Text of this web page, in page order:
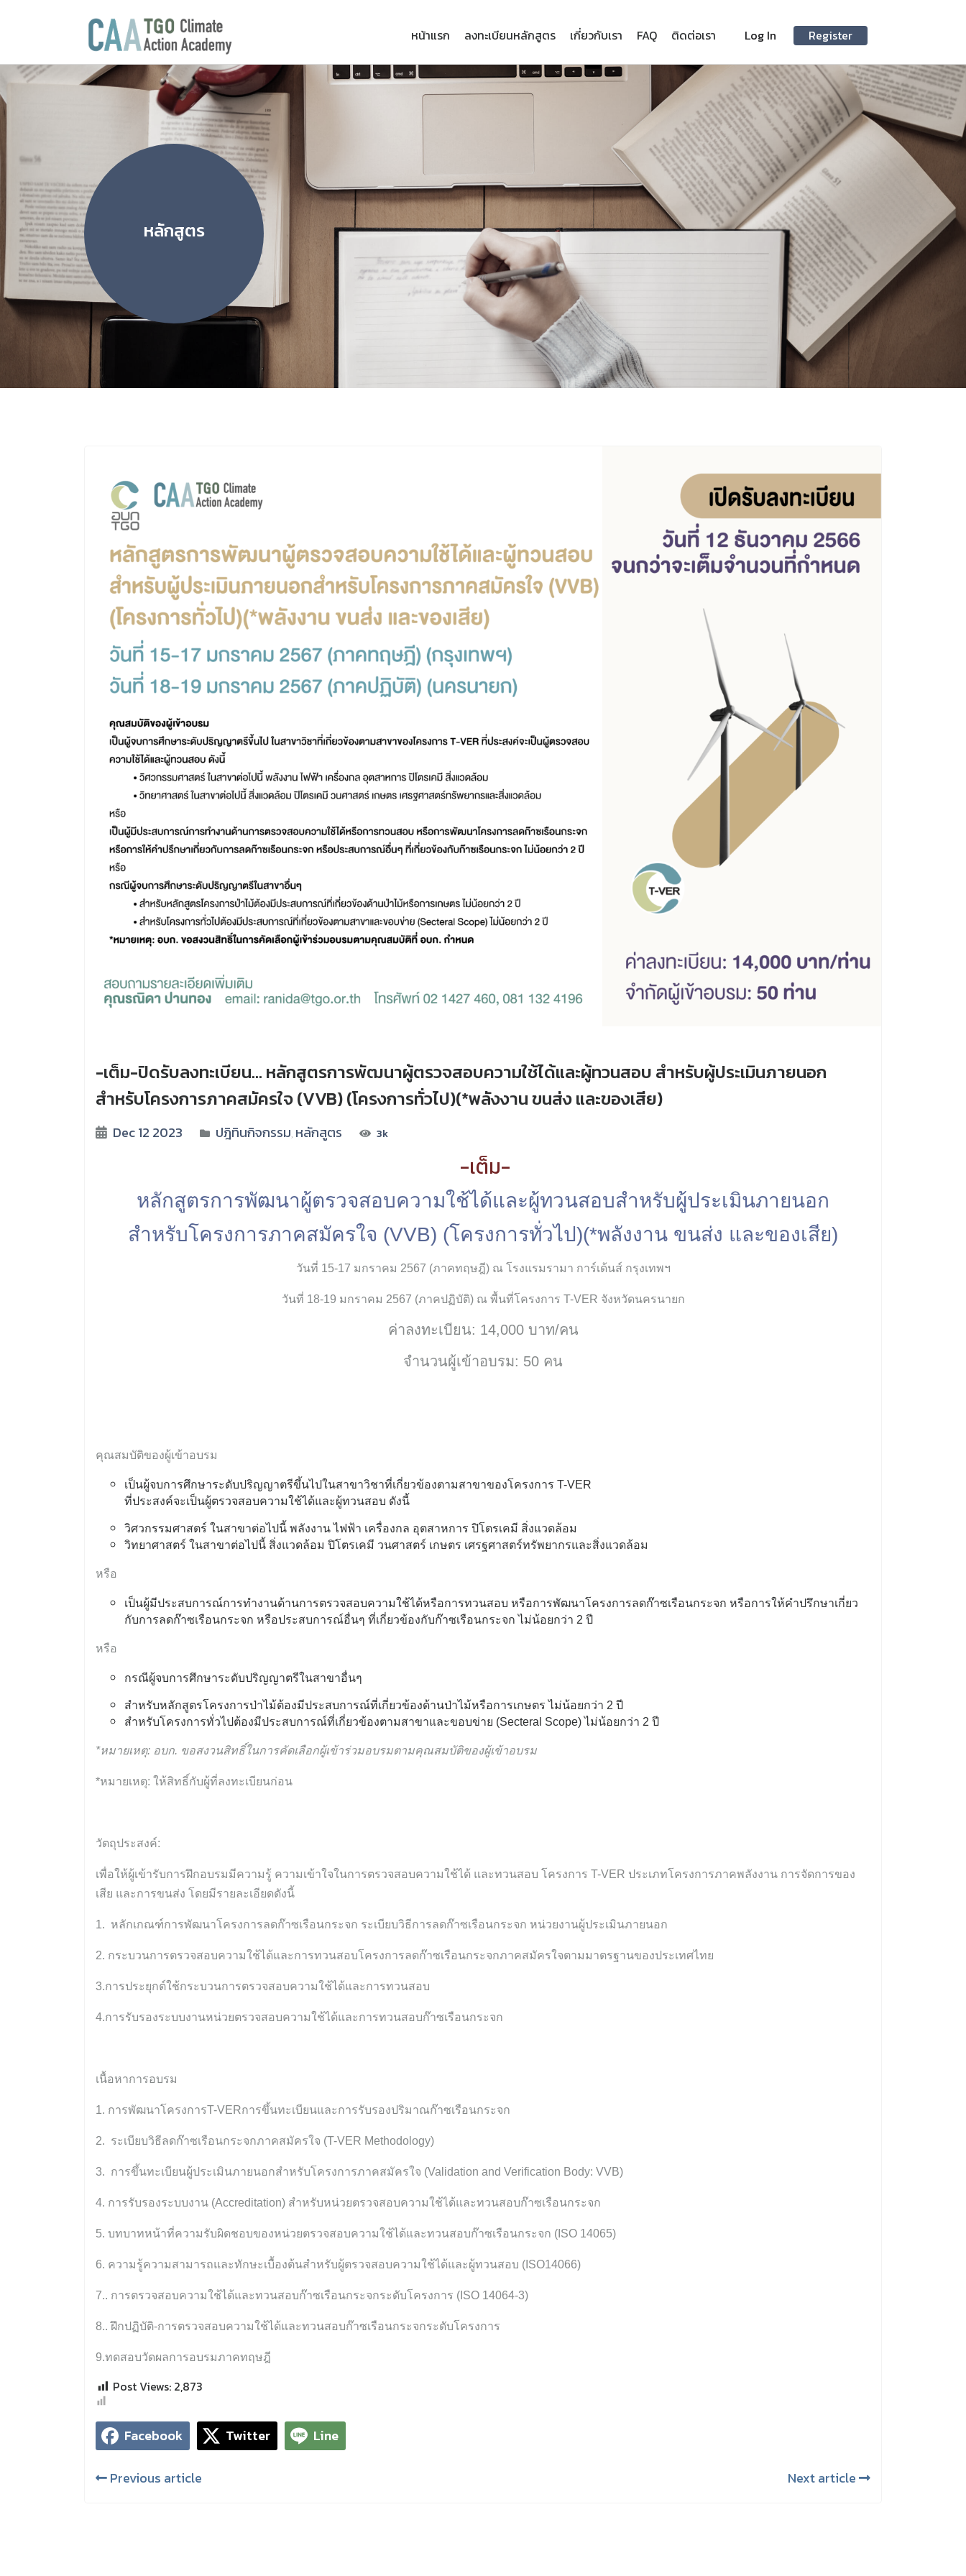
หน้าแรก ลงทะเบียนหลักสูตร เกี่ยวกับเรา FAQ ติดต่อเรา Log In Register
หลักสูตร
-เต็ม-ปิดรับลงทะเบียน… หลักสูตรการพัฒนาผู้ตรวจสอบความใช้ได้และผู้ทวนสอบ สำหรับผู้ประเมินภายนอก
สำหรับโครงการภาคสมัครใจ (VVB) (โครงการทั่วไป)(*พลังงาน ขนส่ง และของเสีย)
Dec 12 2023 ปฎิทินกิจกรรม, หลักสูตร 3k
-เต็ม-
หลักสูตรการพัฒนาผู้ตรวจสอบความใช้ได้และผู้ทวนสอบสำหรับผู้ประเมินภายนอก
สำหรับโครงการภาคสมัครใจ (VVB) (โครงการทั่วไป)(*พลังงาน ขนส่ง และของเสีย)
วันที่ 15-17 มกราคม 2567 (ภาคทฤษฎี) ณ โรงแรมรามา การ์เด้นส์ กรุงเทพฯ
วันที่ 18-19 มกราคม 2567 (ภาคปฏิบัติ) ณ พื้นที่โครงการ T-VER จังหวัดนครนายก
ค่าลงทะเบียน: 14,000 บาท/คน
จำนวนผู้เข้าอบรม: 50 คน
คุณสมบัติของผู้เข้าอบรม
เป็นผู้จบการศึกษาระดับปริญญาตรีขึ้นไปในสาขาวิชาที่เกี่ยวข้องตามสาขาของโครงการ T-VER
ที่ประสงค์จะเป็นผู้ตรวจสอบความใช้ได้และผู้ทวนสอบ ดังนี้
วิศวกรรมศาสตร์ ในสาขาต่อไปนี้ พลังงาน ไฟฟ้า เครื่องกล อุตสาหการ ปิโตรเคมี สิ่งแวดล้อม
วิทยาศาสตร์ ในสาขาต่อไปนี้ สิ่งแวดล้อม ปิโตรเคมี วนศาสตร์ เกษตร เศรฐศาสตร์ทรัพยากรและสิ่งแวดล้อม
หรือ
เป็นผู้มีประสบการณ์การทำงานด้านการตรวจสอบความใช้ได้หรือการทวนสอบ หรือการพัฒนาโครงการลดก๊าซเรือนกระจก หรือการให้คำปรึกษาเกี่ยว
กับการลดก๊าซเรือนกระจก หรือประสบการณ์อื่นๆ ที่เกี่ยวข้องกับก๊าซเรือนกระจก ไม่น้อยกว่า 2 ปี
หรือ
กรณีผู้จบการศึกษาระดับปริญญาตรีในสาขาอื่นๆ
สำหรับหลักสูตรโครงการป่าไม้ต้องมีประสบการณ์ที่เกี่ยวข้องด้านป่าไม้หรือการเกษตร ไม่น้อยกว่า 2 ปี
สำหรับโครงการทั่วไปต้องมีประสบการณ์ที่เกี่ยวข้องตามสาขาและขอบข่าย (Secteral Scope) ไม่น้อยกว่า 2 ปี
*หมายเหตุ: อบก. ขอสงวนสิทธิ์ในการคัดเลือกผู้เข้าร่วมอบรมตามคุณสมบัติของผู้เข้าอบรม
*หมายเหตุ: ให้สิทธิ์กับผู้ที่ลงทะเบียนก่อน
วัตถุประสงค์:
เพื่อให้ผู้เข้ารับการฝึกอบรมมีความรู้ ความเข้าใจในการตรวจสอบความใช้ได้ และทวนสอบ โครงการ T-VER ประเภทโครงการภาคพลังงาน การจัดการของ
เสีย และการขนส่ง โดยมีรายละเอียดดังนี้
1. หลักเกณฑ์การพัฒนาโครงการลดก๊าซเรือนกระจก ระเบียบวิธีการลดก๊าซเรือนกระจก หน่วยงานผู้ประเมินภายนอก
2. กระบวนการตรวจสอบความใช้ได้และการทวนสอบโครงการลดก๊าซเรือนกระจกภาคสมัครใจตามมาตรฐานของประเทศไทย
3.การประยุกต์ใช้กระบวนการตรวจสอบความใช้ได้และการทวนสอบ
4.การรับรองระบบงานหน่วยตรวจสอบความใช้ได้และการทวนสอบก๊าซเรือนกระจก
เนื้อหาการอบรม
1. การพัฒนาโครงการT-VERการขึ้นทะเบียนและการรับรองปริมาณก๊าซเรือนกระจก
2. ระเบียบวิธีลดก๊าซเรือนกระจกภาคสมัครใจ (T-VER Methodology)
3. การขึ้นทะเบียนผู้ประเมินภายนอกสำหรับโครงการภาคสมัครใจ (Validation and Verification Body: VVB)
4. การรับรองระบบงาน (Accreditation) สำหรับหน่วยตรวจสอบความใช้ได้และทวนสอบก๊าซเรือนกระจก
5. บทบาทหน้าที่ความรับผิดชอบของหน่วยตรวจสอบความใช้ได้และทวนสอบก๊าซเรือนกระจก (ISO 14065)
6. ความรู้ความสามารถและทักษะเบื้องต้นสำหรับผู้ตรวจสอบความใช้ได้และผู้ทวนสอบ (ISO14066)
7.. การตรวจสอบความใช้ได้และทวนสอบก๊าซเรือนกระจกระดับโครงการ (ISO 14064-3)
8.. ฝึกปฏิบัติ-การตรวจสอบความใช้ได้และทวนสอบก๊าซเรือนกระจกระดับโครงการ
9.ทดสอบวัดผลการอบรมภาคทฤษฎี
Post Views: 2,873
Facebook Twitter Line
Previous article Next article